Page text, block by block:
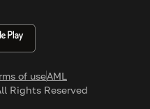
of useAML
Rights Reserved